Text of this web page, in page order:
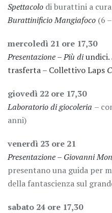
Spettacolo di burattini a
Burattinificio Mangiafoco (6
mercoledì 21 ore 17,30
Presentazione – Più diundici.
trasferta – Collettivo Laps
giovedì 22 ore 17,30
Laboratorio di giocoleria –
anni)
venerdì 23 ore 21
Presentazione – Giovanni
presentano una guida per
della fantascienza sul
sabato 24 ore 17,30